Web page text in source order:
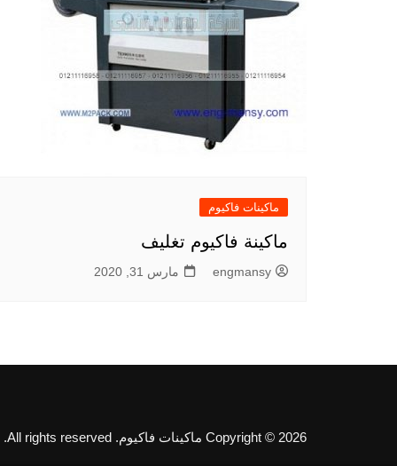
ماكينات فاكيوم
ماكينة فاكيوم تغليف
engmansy مارس 31, 2020
Copyright © 2026 ماكينات فاكيوم. All rights reserved.